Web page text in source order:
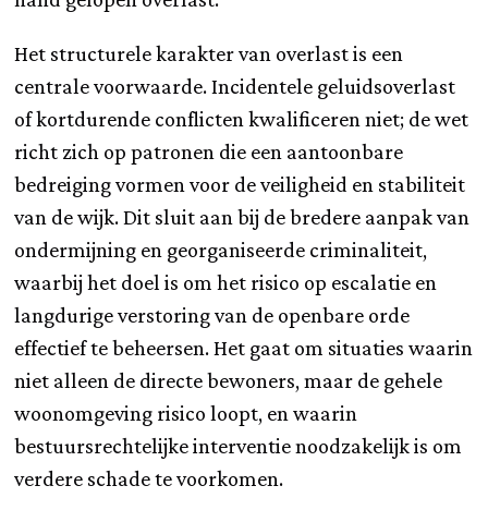
Het structurele karakter van overlast is een
centrale voorwaarde. Incidentele geluidsoverlast
of kortdurende conflicten kwalificeren niet; de wet
richt zich op patronen die een aantoonbare
bedreiging vormen voor de veiligheid en stabiliteit
van de wijk. Dit sluit aan bij de bredere aanpak van
ondermijning en georganiseerde criminaliteit,
waarbij het doel is om het risico op escalatie en
langdurige verstoring van de openbare orde
effectief te beheersen. Het gaat om situaties waarin
niet alleen de directe bewoners, maar de gehele
woonomgeving risico loopt, en waarin
bestuursrechtelijke interventie noodzakelijk is om
verdere schade te voorkomen.